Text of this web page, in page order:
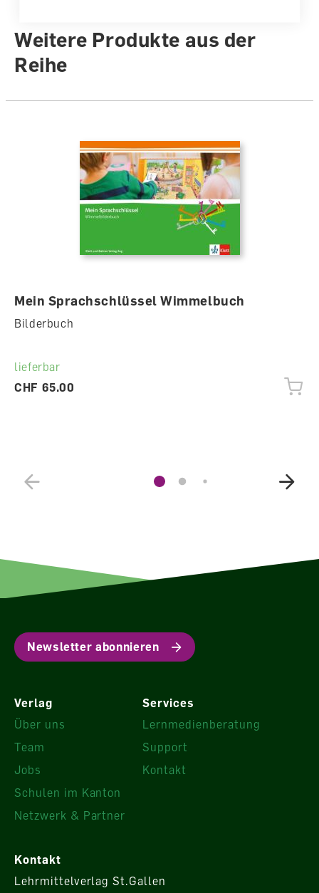
Illustratoren
Autorenteam
Anzahl Seiten
Weitere Produkte aus der
Reihe
Mein Sprachschlüssel Wimmelbuch
Bilderbuch
lieferbar
CHF 65.00
Newsletter abonnieren
Verlag
Über uns
Team
Jobs
Schulen im Kanton
Netzwerk & Partner
Services
Lernmedienberatung
Support
Kontakt
Kontakt
Lehrmittelverlag St.Gallen